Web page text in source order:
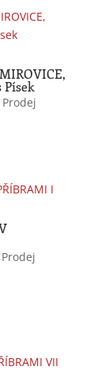
Písek
Prodej
Prodej